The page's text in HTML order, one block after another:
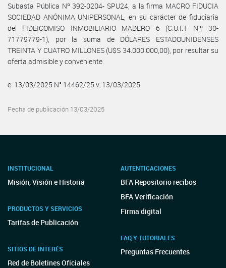
Subasta Pública Nº 392-0204- SPU24, a la firma MACRO FIDUCIA
SOCIEDAD ANÓNIMA UNIPERSONAL, en su carácter de fiduciaria
del FIDEICOMISO INMOBILIARIO MADERO 6 (C.U.I.T N.º 30-
71779779-1), por la suma de DÓLARES ESTADOUNIDENSES
TREINTA Y CUATRO MILLONES (U$S 34.000.000,00), por resultar su
oferta admisible y conveniente.
e. 13/03/2025 N° 14462/25 v. 13/03/2025
Fecha de publicación 13/03/2025
INSTITUCIONAL
Misión, Visión e Historia
PRODUCTOS Y SERVICIOS
Tarifas de Publicación
SITIOS DE INTERÉS
Red de Boletines Oficiales
AUTENTICACIONES
BFA Repositorio recibos
BFA Verificación
Firma digital
FAQ Y TUTORIALES
Preguntas Frecuentes